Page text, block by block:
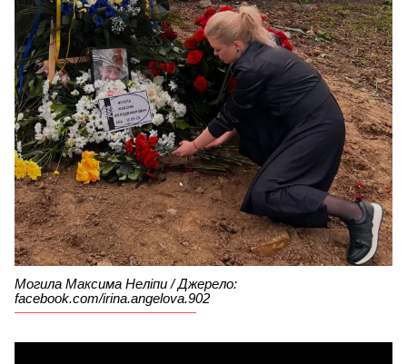
Могила Максима Неліпи / Джерело:
facebook.com/irina.angelova.902